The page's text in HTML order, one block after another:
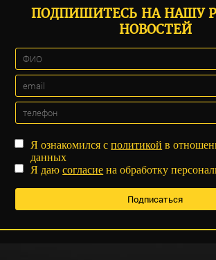
ПОДПИШИТЕСЬ НА НАШУ
НОВОСТЕЙ
Я ознакомился сполитикой в
данных
Я даюсогласие на обработку